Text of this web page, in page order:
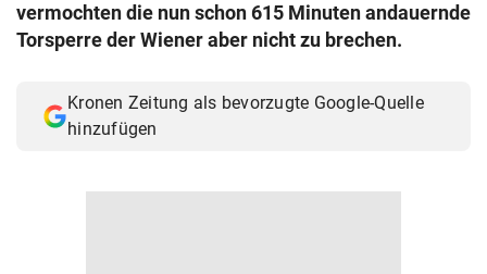
vermochten die nun schon 615 Minuten andauernde
Torsperre der Wiener aber nicht zu brechen.
Kronen Zeitung als bevorzugte Google-Quelle
hinzufügen